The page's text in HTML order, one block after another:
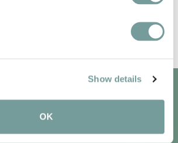
Show details
OK ONLY